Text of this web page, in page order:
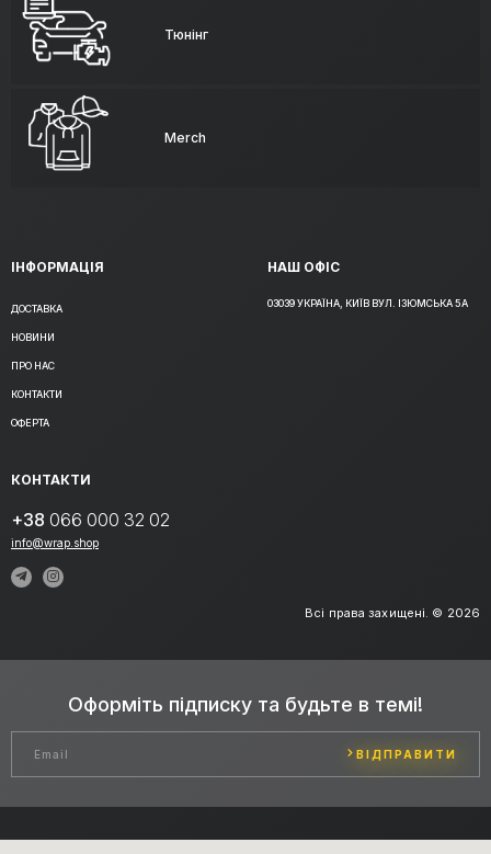
Тюнінг
Merch
ІНФОРМАЦІЯ
ДОСТАВКА
НОВИНИ
ПРО НАС
КОНТАКТИ
ОФЕРТА
НАШ ОФІС
03039 УКРАЇНА, КИЇВ ВУЛ. ІЗЮМСЬКА 5А
КОНТАКТИ
+38 066 000 32 02
info@wrap.shop
Всі права захищені. © 2026
Оформіть підписку та будьте в темі!
ВІДПРАВИТИ